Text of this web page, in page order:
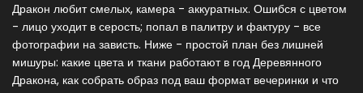
Дракон любит смелых, камера - аккуратных. Ошибся с цветом
- лицо уходит в серость; попал в палитру и фактуру - все
фотографии на зависть. Ниже - простой план без лишней
мишуры: какие цвета и ткани работают в год Деревянного
Дракона, как собрать образ под ваш формат вечеринки и что